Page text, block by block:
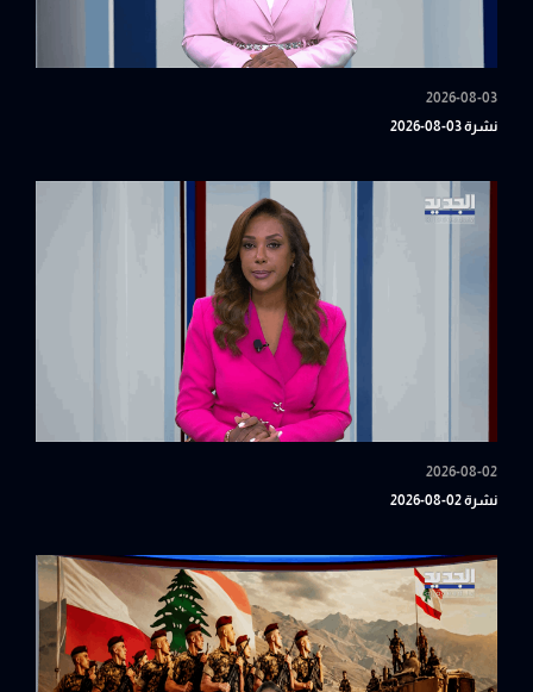
2026-08-03
نشرة 03-08-2026
2026-08-02
نشرة 02-08-2026